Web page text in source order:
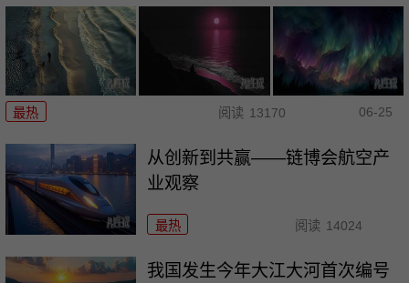
最热 阅读 13170 06-25
从创新到共赢——链博会航空产
业观察
最热 阅读 14024
我国发生今年大江大河首次编号